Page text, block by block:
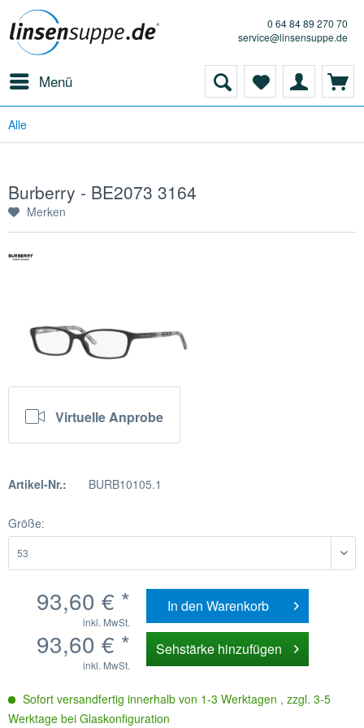
0 64 84 89 270 70
service@linsensuppe.de
Menü
Alle
Burberry - BE2073 3164
Merken
Virtuelle Anprobe
Artikel-Nr.: BURB10105.1
Größe:
93,60 € *
inkl. MwSt.
In den Warenkorb
93,60 € *
inkl. MwSt.
Sehstärke hinzufügen
Sofort versandfertig innerhalb von 1-3 Werktagen , zzgl. 3-5
Werktage bei Glaskonfiguration